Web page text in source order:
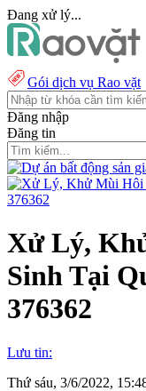
Đang xử lý...
Gói dịch vụ Rao vặt
Đăng nhập
Đăng tin
Xử Lý,
Sinh Tại
376362
Lưu tin:
Thứ sáu, 3/6/2022,